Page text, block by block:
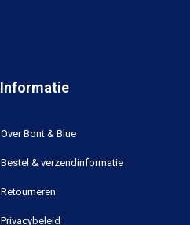
Informatie
Over Bont & Blue
Bestel & verzendinformatie
Retourneren
Privacybeleid